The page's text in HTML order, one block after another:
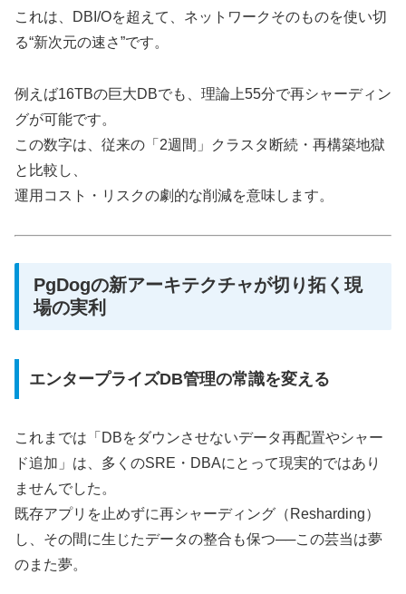
これは、DBI/Oを超えて、ネットワークそのものを使い切
る“新次元の速さ”です。
例えば16TBの巨大DBでも、理論上55分で再シャーディン
グが可能です。
この数字は、従来の「2週間」クラスタ断続・再構築地獄
と比較し、
運用コスト・リスクの劇的な削減を意味します。
PgDogの新アーキテクチャが切り拓く現
場の実利
エンタープライズDB管理の常識を変える
これまでは「DBをダウンさせないデータ再配置やシャー
ド追加」は、多くのSRE・DBAにとって現実的ではあり
ませんでした。
既存アプリを止めずに再シャーディング（Resharding）
し、その間に生じたデータの整合も保つ──この芸当は夢
のまた夢。